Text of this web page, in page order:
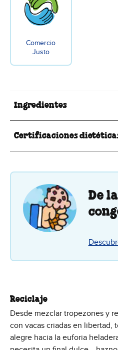
Comercio
Justo
Ingredientes
Certificaciones
De
Reciclaje
Desde mezclar tropezones y
con vacas criadas en libertad,
alegre hacia la euforia